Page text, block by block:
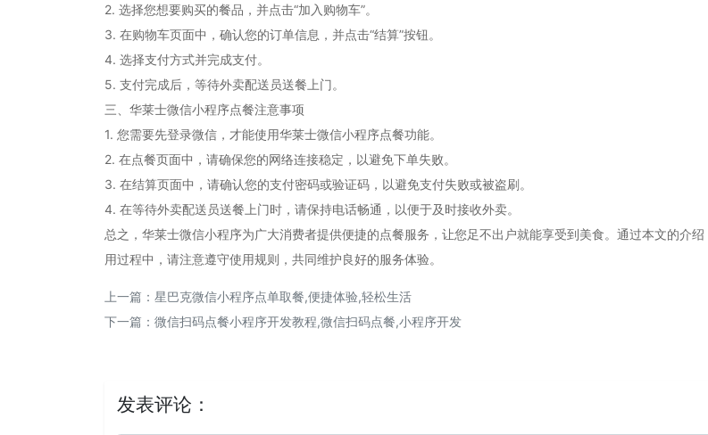
2. 选择您想要购买的餐品，并点击“加入购物车”。
3. 在购物车页面中，确认您的订单信息，并点击“结算”按钮。
4. 选择支付方式并完成支付。
5. 支付完成后，等待外卖配送员送餐上门。
三、华莱士微信小程序点餐注意事项
1. 您需要先登录微信，才能使用华莱士微信小程序点餐功能。
2. 在点餐页面中，请确保您的网络连接稳定，以避免下单失败。
3. 在结算页面中，请确认您的支付密码或验证码，以避免支付失败或被盗刷。
4. 在等待外卖配送员送餐上门时，请保持电话畅通，以便于及时接收外卖。
总之，华莱士微信小程序为广大消费者提供便捷的点餐服务，让您足不出户就能享受到美食。通过本文的介
用过程中，请注意遵守使用规则，共同维护良好的服务体验。
上一篇： 星巴克微信小程序点单取餐,便捷体验,轻松生活
下一篇： 微信扫码点餐小程序开发教程,微信扫码点餐,小程序开发
发表评论：